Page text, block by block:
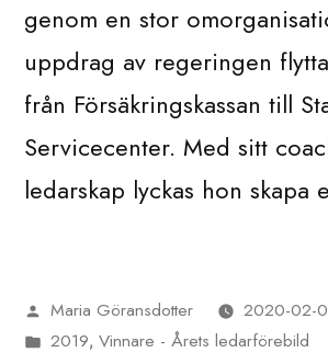
genom en stor
uppdrag av regeringen
från Försäkringskassan till
Servicecenter. Med sitt
ledarskap lyckas hon skapa
Publicerat
av
Maria Göransdotter 2020-02-
Publicerat
2019, Vinnare - Årets ledarförebild